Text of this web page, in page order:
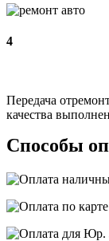
4
Передача
качества
Способы